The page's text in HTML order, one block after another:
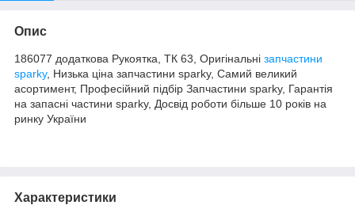
Опис
186077 додаткова Рукоятка, ТК 63, Оригінальні запчастини
sparky, Низька ціна запчастини sparky, Самий великий
асортимент, Професійний підбір Запчастини sparky, Гарантія
на запасні частини sparky, Досвід роботи більше 10 років на
ринку України
Характеристики